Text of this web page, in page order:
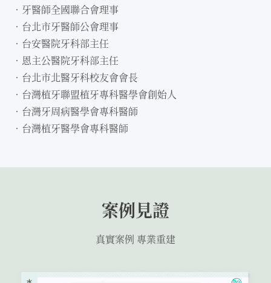
．牙醫師全國聯合會理事
．台北市牙醫師公會理事
．台安醫院牙科部主任
．恩主公醫院牙科部主任
．台北市北醫牙科校友會會長
．台灣植牙聯盟植牙專科醫學會創始人
．台灣牙周病醫學會專科醫師
．台灣植牙醫學會專科醫師
案例見證
真實案例 專業重建